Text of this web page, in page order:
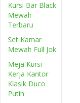
Kursi Bar Black
Mewah
Terbaru
Set Kamar
Mewah Full Jok
Meja Kursi
Kerja Kantor
Klasik Duco
Putih